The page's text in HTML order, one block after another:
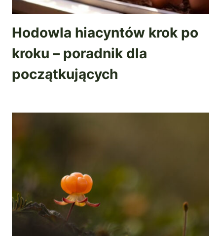
Hodowla hiacyntów krok po
kroku – poradnik dla
początkujących